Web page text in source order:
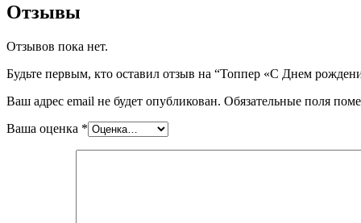
Отзывы
Отзывов пока нет.
Будьте первым, кто оставил отзыв на “Топпер «С Днем
Ваш адрес email не будет опубликован. Обязательные поля
Ваша оценка *